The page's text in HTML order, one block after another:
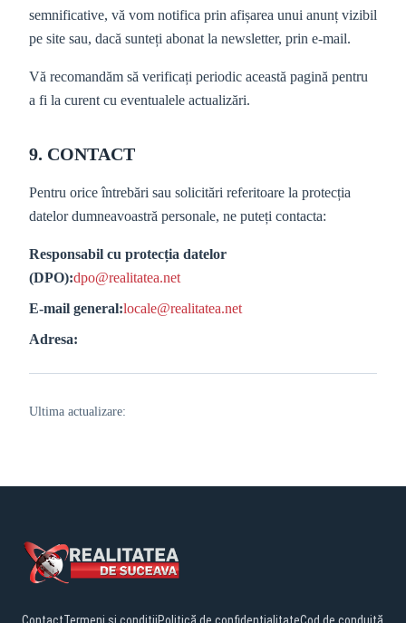
semnificative, vă vom notifica prin afișarea unui anunț vizibil
pe site sau, dacă sunteți abonat la newsletter, prin e-mail.
Vă recomandăm să verificați periodic această pagină pentru
a fi la curent cu eventualele actualizări.
9. CONTACT
Pentru orice întrebări sau solicitări referitoare la protecția
datelor dumneavoastră personale, ne puteți contacta:
Responsabil cu protecția datelor
(DPO):dpo@realitatea.net
E-mail general:locale@realitatea.net
Adresa:
Ultima actualizare: